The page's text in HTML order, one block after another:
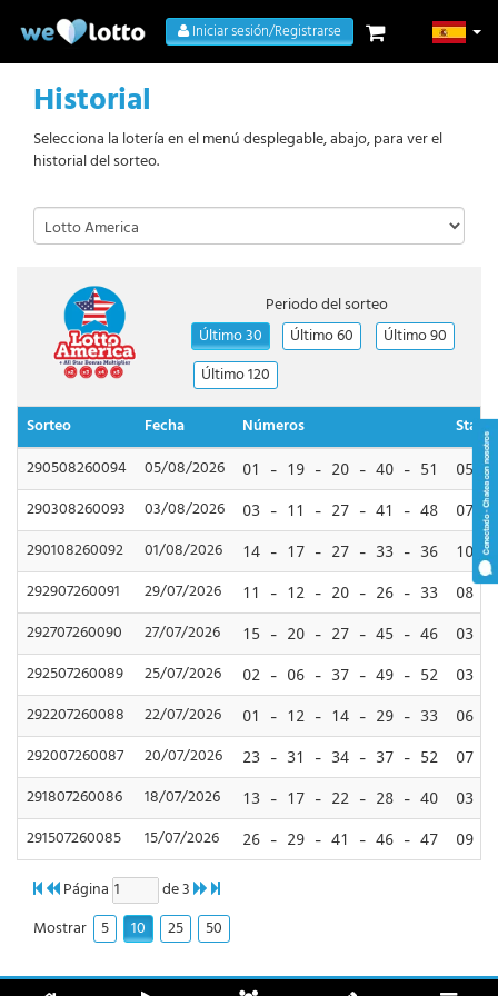
Iniciar sesión/Registrarse
Historial
Selecciona la lotería en el menú desplegable, abajo, para ver el
historial del sorteo.
Periodo del sorteo
Último 30
Último 60
Último 90
Último 120
Sorteo
Fecha Números
Star
290508260094
05/08/2026 01 - 19 - 20 - 40 - 51 05
290308260093 03/08/2026 03 - 11 - 27 - 41 - 48 07
290108260092 01/08/2026 14 - 17 - 27 - 33 - 36 10
292907260091 29/07/2026 11 - 12 - 20 - 26 - 33 08
292707260090 27/07/2026 15 - 20 - 27 - 45 - 46 03
292507260089 25/07/2026 02 - 06 - 37 - 49 - 52 03
292207260088 22/07/2026 01 - 12 - 14 - 29 - 33 06
292007260087 20/07/2026 23 - 31 - 34 - 37 - 52 07
291807260086 18/07/2026 13 - 17 - 22 - 28 - 40 03
291507260085 15/07/2026 26 - 29 - 41 - 46 - 47 09
Página
de 3
Mostrar
5 10 25 50